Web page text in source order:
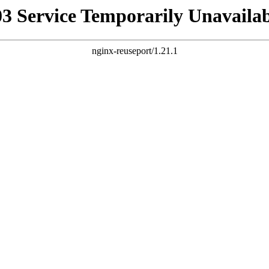
Service Temporarily
nginx-reuseport/1.21.1